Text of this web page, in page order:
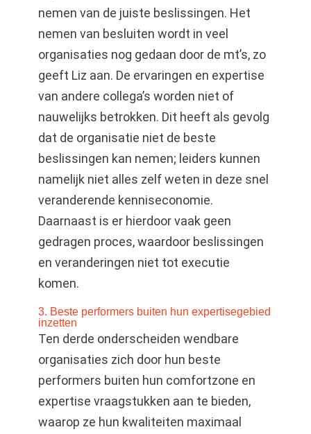
nemen van de juiste beslissingen. Het
nemen van besluiten wordt in veel
organisaties nog gedaan door de mt’s, zo
geeft Liz aan. De ervaringen en expertise
van andere collega’s worden niet of
nauwelijks betrokken. Dit heeft als gevolg
dat de organisatie niet de beste
beslissingen kan nemen; leiders kunnen
namelijk niet alles zelf weten in deze snel
veranderende kenniseconomie.
Daarnaast is er hierdoor vaak geen
gedragen proces, waardoor beslissingen
en veranderingen niet tot executie
komen.
3. Beste performers buiten hun expertisegebied
inzetten
Ten derde onderscheiden wendbare
organisaties zich door hun beste
performers buiten hun comfortzone en
expertise vraagstukken aan te bieden,
waarop ze hun kwaliteiten maximaal